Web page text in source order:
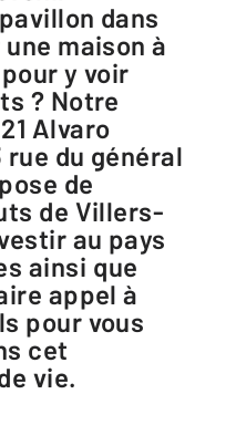
dans
maison à
y voir
? Notre
Alvaro
du général
de
de Villers-
au pays
ainsi que
appel à
pour vous
cet
vie.